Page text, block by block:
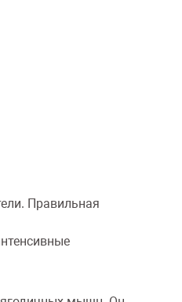
Правильная